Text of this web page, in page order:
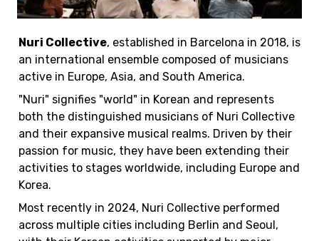
Nuri Collective, established in Barcelona in 2018, is
an international ensemble composed of musicians
active in Europe, Asia, and South America.
"Nuri" signifies "world" in Korean and represents
both the distinguished musicians of Nuri Collective
and their expansive musical realms. Driven by their
passion for music, they have been extending their
activities to stages worldwide, including Europe and
Korea.
Most recently in 2024, Nuri Collective performed
across multiple cities including Berlin and Seoul,